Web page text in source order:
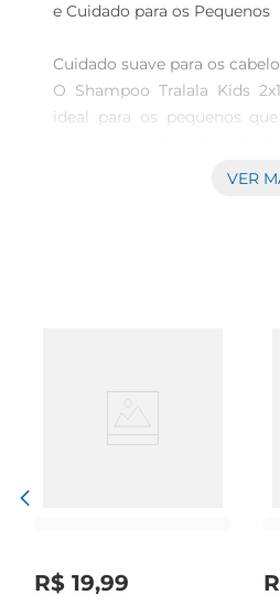
e Cuidado para os Pequenos
Cuidado suave para os
O Shampoo Tralala Kids
ideal para os pequenos
especialmente
em uma única
VER
R$ 19,99